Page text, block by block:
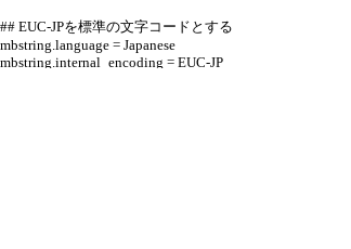
## EUC-JPを標準の文字コードとする
mbstring.language = Japanese
mbstring.internal_encoding = EUC-JP